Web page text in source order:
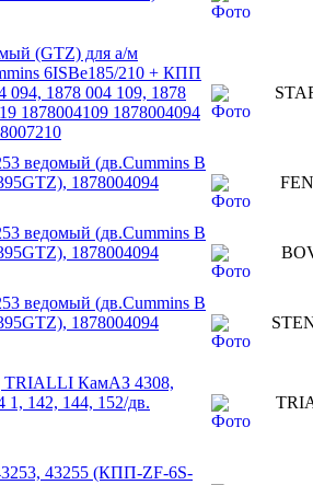
(GTZ) для а/м
6ISBe185/210 + КПП
1878 004 109, 1878
1878004109 1878004094
ведомый (дв.Cummins B
1878004094
ведомый (дв.Cummins B
1878004094
ведомый (дв.Cummins B
1878004094
TRIALLI КамАЗ 4308,
142, 144, 152/дв.
43255 (КПП-ZF-6S-